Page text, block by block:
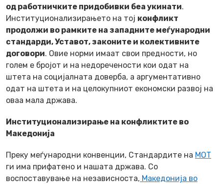
од работничките придобивки беа укинати.
Институционализирањето на тој конфликт
продолжи во рамките на западните меѓународни
стандарди, Уставот, законите и колективните
договори. Овие норми имаат свои предности, но
голем е бројот и на недоречености кои одат на
штета нa социјалната доверба, а аргументативно
одат на штета и на целокупниот економски развој на
оваа мала држава.
Институционализирање на конфликтите во
Македонија
Преку меѓународни конвенции, Стандардите на МОТ
ги има прифатено и нашата држава. Со
воспоставување на независноста, Македонија во